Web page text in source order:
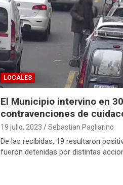
LOCALES
El Municipio intervino en
contravenciones de
19 julio, 2023 Sebastian Pagliarino
De las recibidas, 19 resultaron
fueron detenidas por distintas